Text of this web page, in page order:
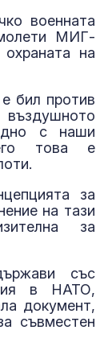
военната
МИГ-
на
бил против
с наши
това е
за
на тази
за
със
в НАТО,
документ,
съвместен